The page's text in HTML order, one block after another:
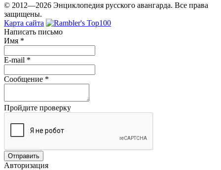
© 2012—2026 Энциклопедия русского авангарда. Все права
защищены.
Карта сайта
Написать письмо
Имя *
E-mail *
Сообщение *
Пройдите проверку
Авторизация